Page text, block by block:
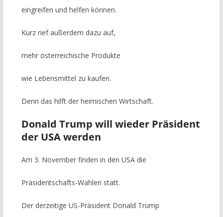
eingreifen und helfen können.
Kurz rief außerdem dazu auf,
mehr österreichische Produkte
wie Lebensmittel zu kaufen.
Denn das hilft der heimischen Wirtschaft.
Donald Trump will wieder Präsident
der USA werden
Am 3. November finden in den USA die
Präsidentschafts-Wahlen statt.
Der derzeitige US-Präsident Donald Trump